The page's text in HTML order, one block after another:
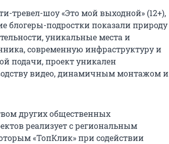
тревел-шоу «Это мой выходной» (12+),
блогеры-подростки показали природу
уникальные места и
современную инфраструктуру и
подачи, проект уникален
видео, динамичным монтажом и
других общественных
реализует с региональным
«ТопКлик» при содействии